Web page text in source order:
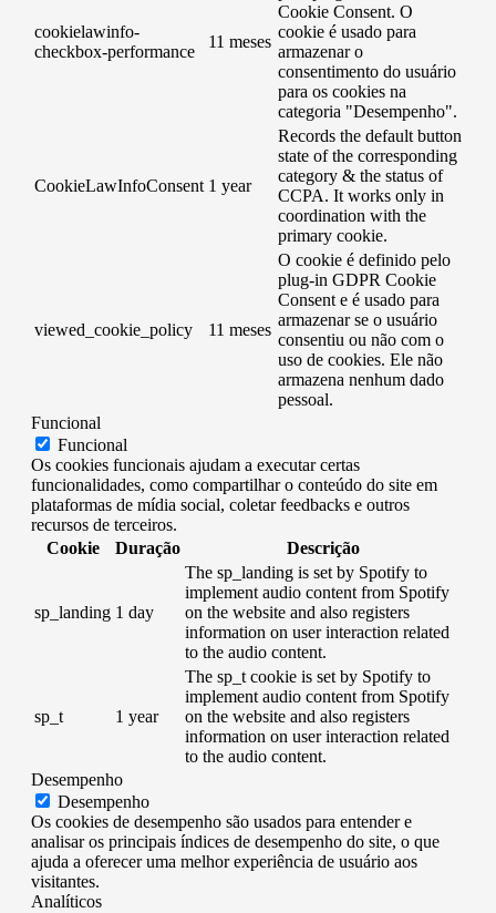
cookielawinfo-
checkbox-performance
11 meses
Cookie Consent. O
cookie é usado para
armazenar o
consentimento do usuário
para os cookies na
categoria "Desempenho".
CookieLawInfoConsent 1 year
Records the default button
state of the corresponding
category & the status of
CCPA. It works only in
coordination with the
primary cookie.
viewed_cookie_policy 11 meses
O cookie é definido pelo
plug-in GDPR Cookie
Consent e é usado para
armazenar se o usuário
consentiu ou não com o
uso de cookies. Ele não
armazena nenhum dado
pessoal.
Funcional
Funcional
Os cookies funcionais ajudam a executar certas
funcionalidades, como compartilhar o conteúdo do site em
plataformas de mídia social, coletar feedbacks e outros
recursos de terceiros.
Cookie
Duração Descrição
sp_landing 1 day
The sp_landing is set by Spotify to
implement audio content from Spotify
on the website and also registers
information on user interaction related
to the audio content.
sp_t 1 year
The sp_t cookie is set by Spotify to
implement audio content from Spotify
on the website and also registers
information on user interaction related
to the audio content.
Desempenho
Desempenho
Os cookies de desempenho são usados ​​para entender e
analisar os principais índices de desempenho do site, o que
ajuda a oferecer uma melhor experiência de usuário aos
visitantes.
Analíticos